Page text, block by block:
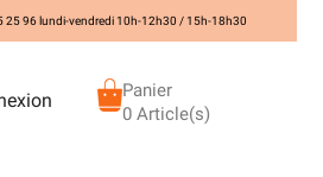
25 96 lundi-vendredi 10h-12h30 / 15h-18h30
Panier
0 Article(s)